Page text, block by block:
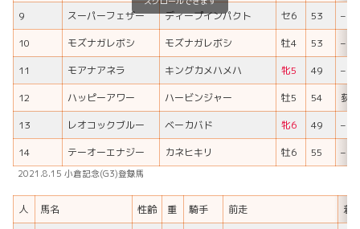
9
スーパーフェザー ディープインパクト セ6 53
–
10
モズナガレボシ モズナガレボシ 牡4 53
–
11
モアナアネラ キングカメハメハ 牝5 49
–
12
ハッピーアワー ハービンジャー 牡5 54
荻
13
レオコックブルー ベーカバド 牝6 49
–
14
テーオーエナジー カネヒキリ 牡6 55 –
2021.8.15 小倉記念(G3)登録馬
人 馬名 性齢 重 騎手 前走
着